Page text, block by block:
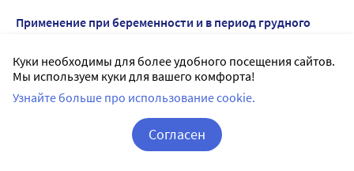
сознания следует соблюдать осторожность при
механизмами.
Применение при беременности и в период грудного
Если Вы беременны или кормите грудью, думаете, что
забеременели, или планируете беременность, перед
началом применения препарата проконсультируйтесь с
лечащим врачом или работником аптеки.
Развернуть
Куки необходимы для более удобного посещения сайтов.
Мы используем куки для вашего комфорта!
Узнайте больше про использование cookie.
Согласен